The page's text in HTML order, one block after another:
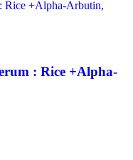
: Rice +Alpha-